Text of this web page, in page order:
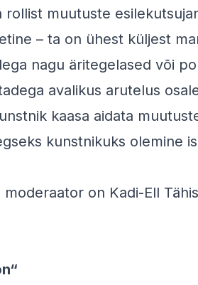
muutuste
– ta on ühest küljest
nagu äritegelased või
avalikus arutelus
kaasa aidata
kunstnikuks olemine
on Kadi-Ell